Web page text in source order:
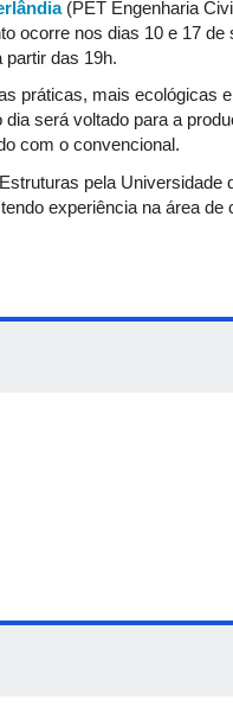
(PET Engenharia
ocorre nos dias 10 e 17 de
das 19h.
práticas, mais ecológicas e
será voltado para a
com o convencional.
pela Universidade
experiência na área de
novos e/ou modificados.